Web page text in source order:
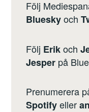
Följ
Blueskyoch
Följ Erikoch
Jesper på
Prenumerera
Spotifyeller